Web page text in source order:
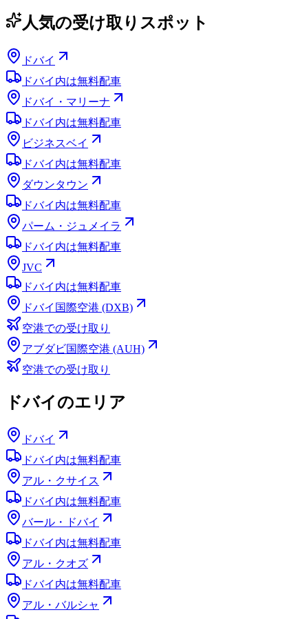
人気の受け取りスポット
ドバイ
ドバイ内は無料配車
ドバイ・マリーナ
ドバイ内は無料配車
ビジネスベイ
ドバイ内は無料配車
ダウンタウン
ドバイ内は無料配車
パーム・ジュメイラ
ドバイ内は無料配車
JVC
ドバイ内は無料配車
ドバイ国際空港 (DXB)
空港での受け取り
アブダビ国際空港 (AUH)
空港での受け取り
ドバイのエリア
ドバイ
ドバイ内は無料配車
アル・クサイス
ドバイ内は無料配車
バール・ドバイ
ドバイ内は無料配車
アル・クオズ
ドバイ内は無料配車
アル・バルシャ